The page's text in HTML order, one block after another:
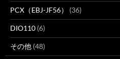
PCX（EBJ-JF56） (36)
DIO110 (6)
その他 (48)